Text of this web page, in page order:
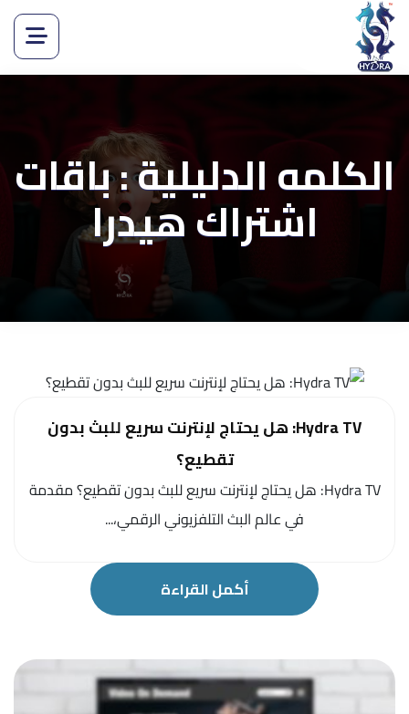
الكلمه الدليلية : باقات
اشتراك هيدرا
Hydra TV: هل يحتاج لإنترنت سريع للبث بدون
تقطيع؟
Hydra TV: هل يحتاج لإنترنت سريع للبث بدون تقطيع؟ مقدمة
في عالم البث التلفزيوني الرقمي،...
أكمل القراءة